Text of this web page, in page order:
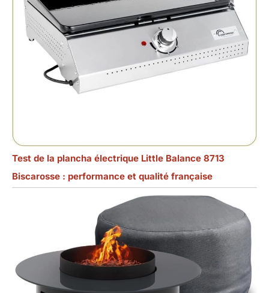
Test de la plancha électrique Little Balance 8713
Biscarosse : performance et qualité française